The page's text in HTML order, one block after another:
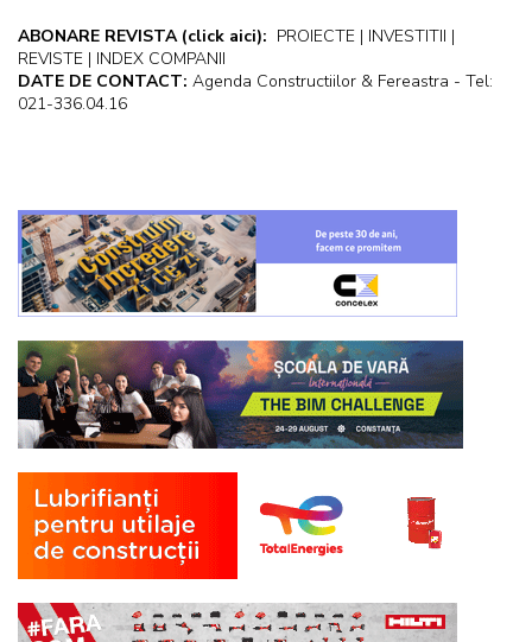
ABONARE REVISTA (click aici): PROIECTE | INVESTITII |
REVISTE | INDEX COMPANII
DATE DE CONTACT: Agenda Constructiilor & Fereastra - Tel:
021-336.04.16